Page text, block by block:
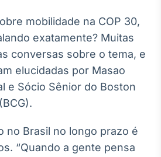
OTC
Plataforma para
negociação de
ativos
Broadcast
integração de
dados
mobilidade na COP 30,
exatamente? Muitas
conversas sobre o tema, e
elucidadas por Masao
e Sócio Sênior do Boston
no Brasil no longo prazo é
“Quando a gente pensa